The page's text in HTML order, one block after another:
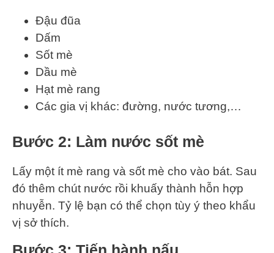
Đậu đũa
Dấm
Sốt mè
Dầu mè
Hạt mè rang
Các gia vị khác: đường, nước tương,…
Bước 2: Làm nước sốt mè
Lấy một ít mè rang và sốt mè cho vào bát. Sau
đó thêm chút nước rồi khuấy thành hỗn hợp
nhuyễn. Tỷ lệ bạn có thể chọn tùy ý theo khẩu
vị sở thích.